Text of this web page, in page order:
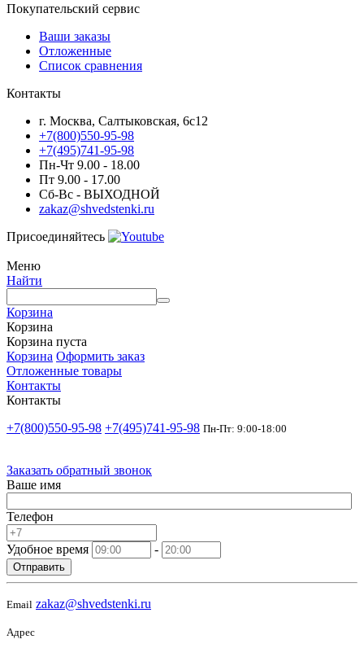
Покупательский сервис
Ваши заказы
Отложенные
Список сравнения
Контакты
г. Москва, Салтыковская, 6с12
+7(800)550-95-98
+7(495)741-95-98
Пн-Чт 9.00 - 18.00
Пт 9.00 - 17.00
Сб-Вс - ВЫХОДНОЙ
zakaz@shvedstenki.ru
Присоединяйтесь
Меню
Найти
Корзина
Корзина
Корзина пуста
Корзина Оформить заказ
Отложенные товары
Контакты
Контакты
+7(800)550-95-98 +7(495)741-95-98 Пн-Пт: 9:00-18:00
Заказать обратный звонок
Ваше имя
Телефон
Удобное время -
Отправить
Email zakaz@shvedstenki.ru
Адрес